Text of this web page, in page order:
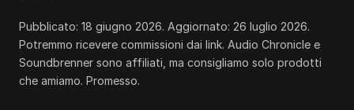
Pubblicato: 18 giugno 2026. Aggiornato: 26 luglio 2026.
Potremmo ricevere commissioni dai link. Audio Chronicle e
Soundbrenner sono affiliati, ma consigliamo solo prodotti
che amiamo. Promesso.